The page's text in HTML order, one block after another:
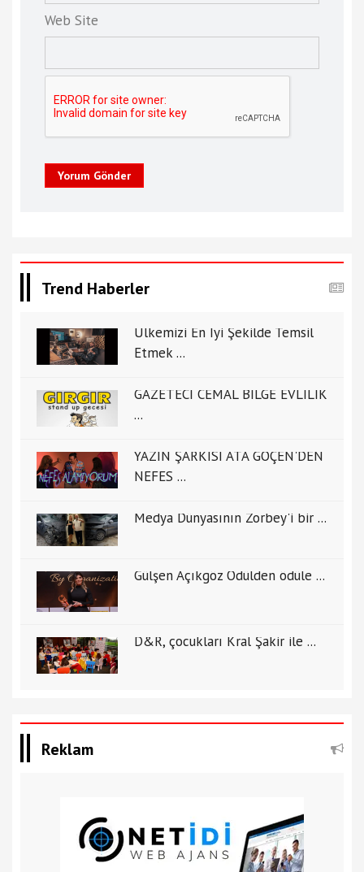
Web Site
Yorum Gönder
Trend Haberler
Ülkemizi En İyi Şekilde Temsil
Etmek ...
GAZETECİ CEMAL BİLGE EVLİLİK
...
YAZIN ŞARKISI ATA GÖÇEN'DEN
NEFES ...
Medya Dünyasının Zorbey'i bir ...
Gülşen Açıkgöz Ödülden ödüle ...
D&R, çocukları Kral Şakir ile ...
Reklam